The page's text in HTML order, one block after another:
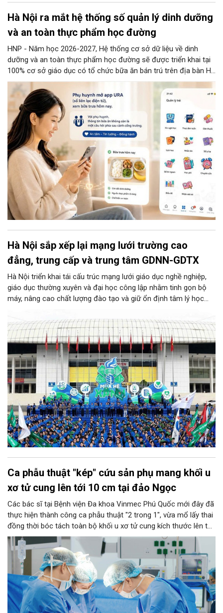
Hà Nội ra mắt hệ thống số quản lý dinh dưỡng
và an toàn thực phẩm học đường
HNP - Năm học 2026-2027, Hệ thống cơ sở dữ liệu về dinh
dưỡng và an toàn thực phẩm học đường sẽ được triển khai tại
100% cơ sở giáo dục có tổ chức bữa ăn bán trú trên địa bàn Hà
Nội.
Hà Nội sắp xếp lại mạng lưới trường cao
đẳng, trung cấp và trung tâm GDNN-GDTX
Hà Nội triển khai tái cấu trúc mạng lưới giáo dục nghề nghiệp,
giáo dục thường xuyên và đại học công lập nhằm tinh gọn bộ
máy, nâng cao chất lượng đào tạo và giữ ổn định tâm lý học
cao đẳng và 2 trường trung cấp; hợp nhất 29 trung tâm GDNN-
GDTX theo các cực phát triển địa lý thành 14 trung tâm; đồng
thời giữ nguyên Trường Đại học Thủ đô Hà Nội để tập trung đầu
tư phát triển. Toàn bộ công tác sắp xếp, sáp nhập được yêu
cầu hoàn thành trước ngày 25/8/2026.
Ca phẫu thuật "kép" cứu sản phụ mang khối u
xơ tử cung lên tới 10 cm tại đảo Ngọc
Các bác sĩ tại Bệnh viện Đa khoa Vinmec Phú Quốc mới đây đã
thực hiện thành công ca phẫu thuật "2 trong 1", vừa mổ lấy thai
đồng thời bóc tách toàn bộ khối u xơ tử cung kích thước lên tới
10 cm cho một sản phụ. Thành công này tiếp tục khẳng định
năng lực làm chủ các kỹ thuật sản khoa chuyên sâu ngay tại
tuyến đảo, thay vì phải chuyển tuyến vào đất liền như trước đây.